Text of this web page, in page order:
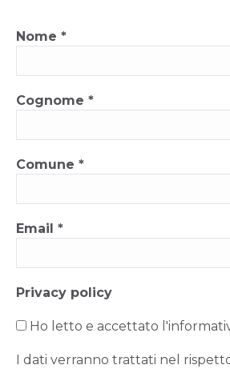
Nome *
Cognome *
Comune *
Email *
Privacy policy
Ho letto e accettato
I dati verranno trattati nel